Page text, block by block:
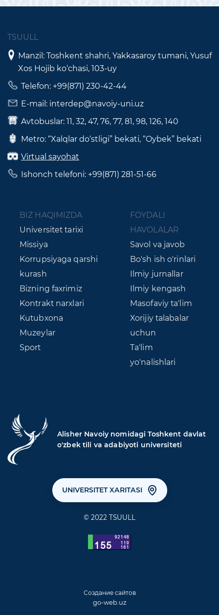
Alisher Navoiy nomidagi Toshkent davlat
o'zbek tili va adabiyoti universiteti
UNIVERSITET XARITASI
© 2022 TSUULL
Создание сайтов
go-web.uz
TSUULL
Manzil: Toshkent shahri, Yakkasaroy tumani, Yusuf
Xos Hojib ko‘chasi, 103-uy
Telefon: +99(871) 230-42-44
E-mail: interdep@navoiy-uni.uz
Avtobuslar: 11, 32, 47, 76, 77, 81, 98, 126, 140
Metro: “Xalqlar do‘stligi” bekati, “Oybek” bekati
Virtual sayohat
Ishonch telefoni: +99(871) 281-51-66
BIZ HAQIMIZDA
Universitet tarixi
Missiya
Korrupsiyaga qarshi
kurash
Bizning faxrimiz
Kontrakt narxlari
Kutubxona
Muzeylar
Sport
FOYDALI
HAVOLALAR
Savol va javob
Bo'sh ish o'rinlari
Ilmiy jurnallar
Ilmiy kengash
Masofaviy ta'lim
Xorijiy talabalar
uchun
Ta'lim
yo'nalishlari